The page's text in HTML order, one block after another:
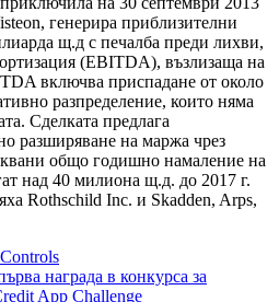
генерира приблизителни
щ.д с печалба преди лихви,
(EBITDA), възлизаща на
включва приспадане от около
разпределение, които няма
Сделката предлага
разширяване на маржа чрез
общо годишно намаление на
над 40 милиона щ.д. до 2017 г.
Rothschild Inc. и Skadden, Arps,
награда в конкурса за
App Challenge